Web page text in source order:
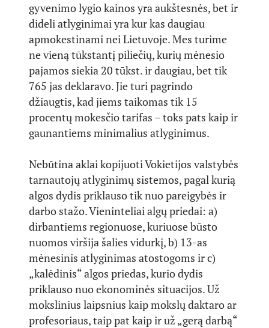
gyvenimo lygio kainos yra aukštesnės, bet ir
dideli atlyginimai yra kur kas daugiau
apmokestinami nei Lietuvoje. Mes turime
ne vieną tūkstantį piliečių, kurių mėnesio
pajamos siekia 20 tūkst. ir daugiau, bet tik
765 jas deklaravo. Jie turi pagrindo
džiaugtis, kad jiems taikomas tik 15
procentų mokesčio tarifas – toks pats kaip ir
gaunantiems minimalius atlyginimus.
Nebūtina aklai kopijuoti Vokietijos valstybės
tarnautojų atlyginimų sistemos, pagal kurią
algos dydis priklauso tik nuo pareigybės ir
darbo stažo. Vieninteliai algų priedai: a)
dirbantiems regionuose, kuriuose būsto
nuomos viršija šalies vidurkį, b) 13-as
mėnesinis atlyginimas atostogoms ir c)
„kalėdinis“ algos priedas, kurio dydis
priklauso nuo ekonominės situacijos. Už
mokslinius laipsnius kaip mokslų daktaro ar
profesoriaus, taip pat kaip ir už „gerą darbą“